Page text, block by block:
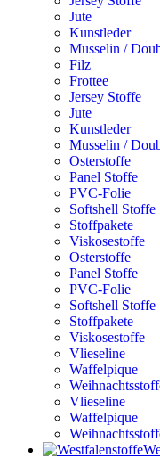
Jute
Kunstleder
Musselin /
Filz
Frottee
Jersey Stoffe
Jute
Kunstleder
Musselin /
Osterstoffe
Panel Stoffe
PVC-Folie
Softshell Stoffe
Stoffpakete
Viskosestoffe
Osterstoffe
Panel Stoffe
PVC-Folie
Softshell Stoffe
Stoffpakete
Viskosestoffe
Vlieseline
Waffelpique
Vlieseline
Waffelpique